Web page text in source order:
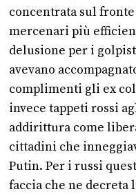
concentrata sul
mercenari più
delusione per i
avevano
complimenti gli ex
invece tappeti rossi
addirittura come
cittadini che
Putin. Per i russi
faccia che ne